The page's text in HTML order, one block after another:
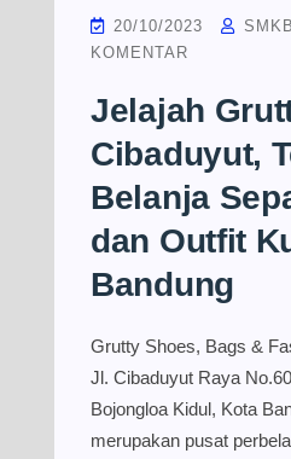
20/10/2023
KOMENTAR
Jelajah
Cibaduyut,
Belanja
dan Outfit
Bandung
Grutty Shoes, Bags &
Jl. Cibaduyut Raya
Bojongloa Kidul, Kota
merupakan pusat